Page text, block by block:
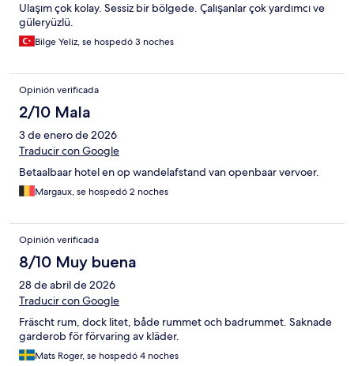
Ulaşım çok kolay. Sessiz bir bölgede. Çalışanlar çok yardımcı ve
güleryüzlü.
Bilge Yeliz, se hospedó 3 noches
Opinión verificada
2/10 Mala
3 de enero de 2026
Traducir con Google
Betaalbaar hotel en op wandelafstand van openbaar vervoer.
Margaux, se hospedó 2 noches
Opinión verificada
8/10 Muy buena
28 de abril de 2026
Traducir con Google
Fräscht rum, dock litet, både rummet och badrummet. Saknade
garderob för förvaring av kläder.
Mats Roger, se hospedó 4 noches